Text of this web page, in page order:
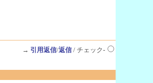
→ 引用返信/返信/ チェック-